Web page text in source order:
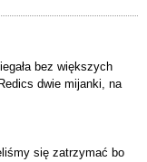
bez większych
dwie mijanki, na
się zatrzymać bo